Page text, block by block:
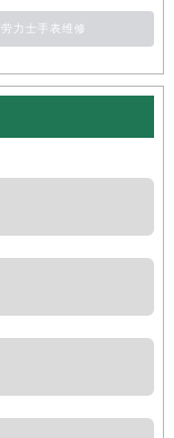
劳力士手表维修